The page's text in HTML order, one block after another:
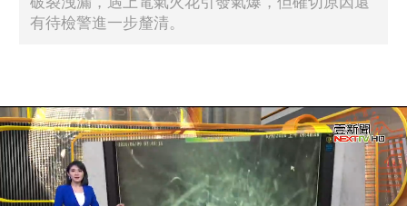
有待檢警進一步釐清。